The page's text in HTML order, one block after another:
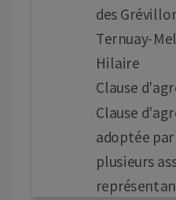
des
Ternuay-
Hilaire
Clause
Clause
adoptée
plusieurs